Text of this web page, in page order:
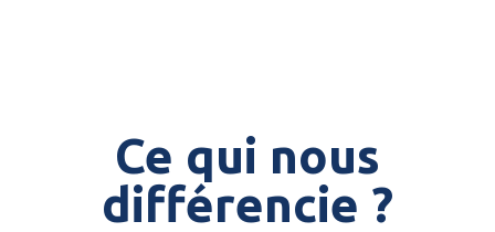
Ce qui nous
différencie ?